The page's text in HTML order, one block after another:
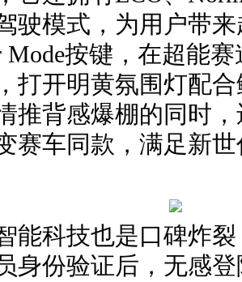
驶模式，为用户带
Mode按键，在超能赛
打开明黄氛围灯配
推背感爆棚的同时
赛车同款，满足新
能科技也是口碑炸
身份验证后，无感